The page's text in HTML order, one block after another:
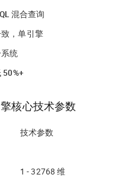
混合查询
，单引擎
统
50%+
核心技术参数
技术参数
1 - 32768 维